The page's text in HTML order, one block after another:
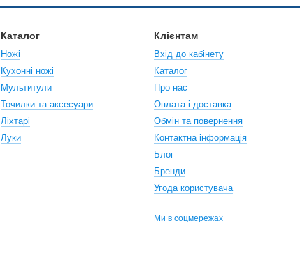
Каталог
Ножі
Кухонні ножі
Мультитули
Точилки та аксесуари
Ліхтарі
Луки
Клієнтам
Вхід до кабінету
Каталог
Про нас
Оплата і доставка
Обмін та повернення
Контактна інформація
Блог
Бренди
Угода користувача
Ми в соцмережах